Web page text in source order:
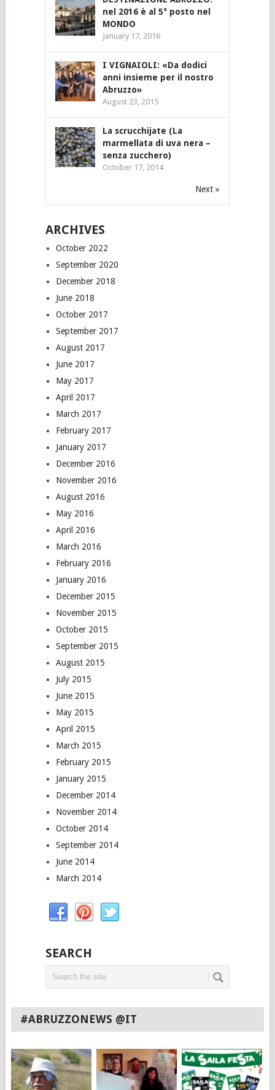
nel 2016 è al 5° posto nel
MONDO
January 17, 2016
I VIGNAIOLI: «Da dodici
anni insieme per il nostro
Abruzzo»
August 23, 2015
La scrucchijate (La
marmellata di uva nera –
senza zucchero)
October 17, 2014
Next »
ARCHIVES
October 2022
September 2020
December 2018
June 2018
October 2017
September 2017
August 2017
June 2017
May 2017
April 2017
March 2017
February 2017
January 2017
December 2016
November 2016
August 2016
May 2016
April 2016
March 2016
February 2016
January 2016
December 2015
November 2015
October 2015
September 2015
August 2015
July 2015
June 2015
May 2015
April 2015
March 2015
February 2015
January 2015
December 2014
November 2014
October 2014
September 2014
June 2014
March 2014
SEARCH
#ABRUZZONEWS @IT